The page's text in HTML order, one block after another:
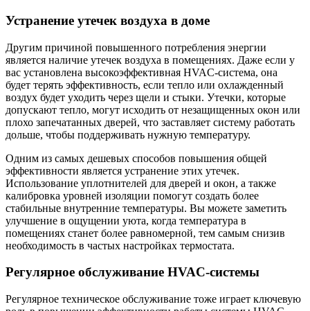
Устранение утечек воздуха в доме
Другим причиной повышенного потребления энергии
является наличие утечек воздуха в помещениях. Даже если у
вас установлена высокоэффективная HVAC-система, она
будет терять эффективность, если тепло или охлажденный
воздух будет уходить через щели и стыки. Утечки, которые
допускают тепло, могут исходить от незащищенных окон или
плохо запечатанных дверей, что заставляет систему работать
дольше, чтобы поддерживать нужную температуру.
Одним из самых дешевых способов повышения общей
эффективности является устранение этих утечек.
Использование уплотнителей для дверей и окон, а также
калибровка уровней изоляции помогут создать более
стабильные внутренние температуры. Вы можете заметить
улучшение в ощущении уюта, когда температура в
помещениях станет более равномерной, тем самым снизив
необходимость в частых настройках термостата.
Регулярное обслуживание HVAC-системы
Регулярное техническое обслуживание тоже играет ключевую